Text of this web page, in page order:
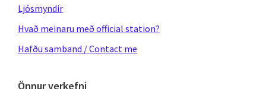
Ljósmyndir
Hvað meinaru með official station?
Hafðu samband / Contact me
Önnur verkefni